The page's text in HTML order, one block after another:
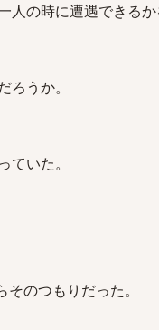
人の時に遭遇できるか
うか。
いた。
のつもりだった。